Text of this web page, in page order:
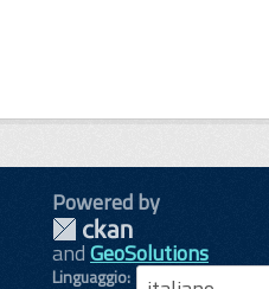
Powered by
andGeoSolutions
Linguaggio